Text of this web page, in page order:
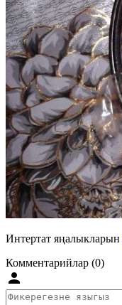
Интертат яңалыкларын
Комментарийлар (0)